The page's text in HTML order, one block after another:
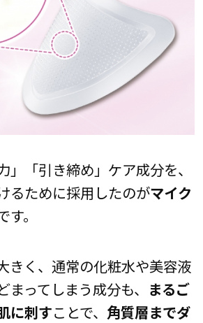
」「引き締め」ケア成分を、
るために採用したのがマイク
す。
きく、通常の化粧水や美容液
ってしまう成分も、 まるご
に刺すことで、 角質層までダ